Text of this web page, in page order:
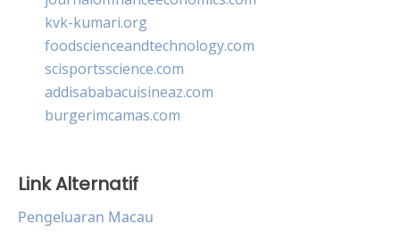
kvk-kumari.org
foodscienceandtechnology.com
scisportsscience.com
addisababacuisineaz.com
burgerimcamas.com
Link Alternatif
Pengeluaran Macau